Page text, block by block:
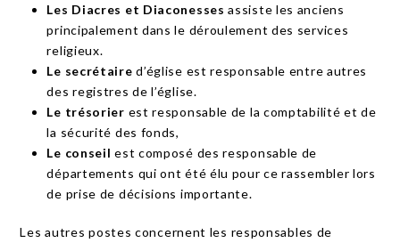
Les Diacres et Diaconesses assiste les anciens
principalement dans le déroulement des services
religieux.
Le secrétaire d’église est responsable entre autres
des registres de l’église.
Le trésorier est responsable de la comptabilité et de
la sécurité des fonds,
Le conseil est composé des responsable de
départements qui ont été élu pour ce rassembler lors
de prise de décisions importante.
Les autres postes concernent les responsables de